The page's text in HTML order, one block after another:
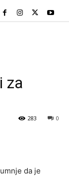
za
0
283
da je